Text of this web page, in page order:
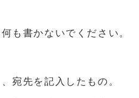
も書かないでください。
宛先を記入したもの。